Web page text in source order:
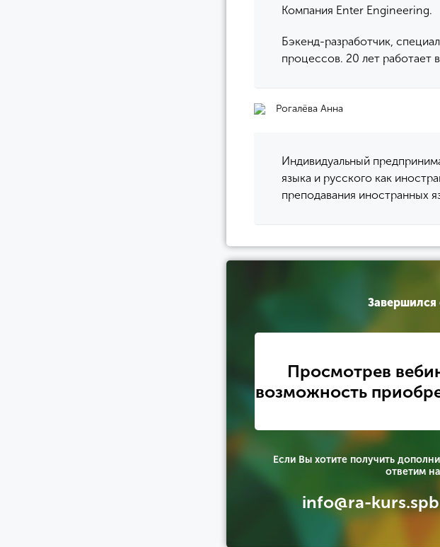
Компания Enter Engineering.
Бэкенд-разработчик,
процессов. 20 лет работает
Рогалёва Анна
Индивидуальный
языка и русского как
преподавания иностранных
Завершился
Просмотрев
возможность
Если Вы хотите получить
ответим
info@ra-